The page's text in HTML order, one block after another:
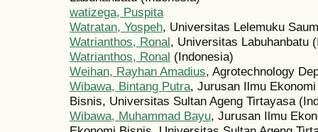
watizega, Puspita
Watratan, Yospeh, Universitas Lelemuku
Watrianthos, Ronal, Universitas Labuhanbatu
Watrianthos, Ronal (Indonesia)
Weihan, Rayhan Amadius, Agrotechnology
Wibawa, Bintang Putra, Jurusan Ilmu
Bisnis, Universitas Sultan Ageng Tirtayasa
Wibawa, Muhammad Bayu, Jurusan Ilmu